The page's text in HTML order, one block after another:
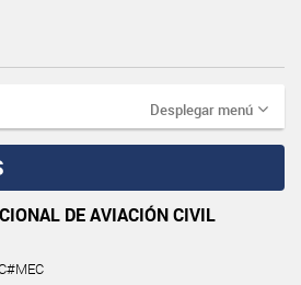
Desplegar menú
DE AVIACIÓN CIVIL